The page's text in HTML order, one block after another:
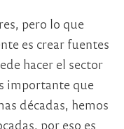
pero lo que
es crear fuentes
hacer el sector
importante que
décadas, hemos
por eso es